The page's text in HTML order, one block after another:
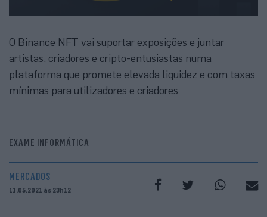
O Binance NFT vai suportar exposições e juntar
artistas, criadores e cripto-entusiastas numa
plataforma que promete elevada liquidez e com taxas
mínimas para utilizadores e criadores
EXAME INFORMÁTICA
MERCADOS
11.05.2021 às 23h12